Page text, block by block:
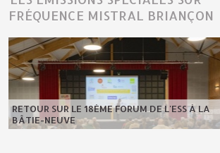
FRÉQUENCE MISTRAL BRIANÇON
RETOUR SUR LE 18ÈME FORUM DE L'ESS À LA
BÂTIE-NEUVE